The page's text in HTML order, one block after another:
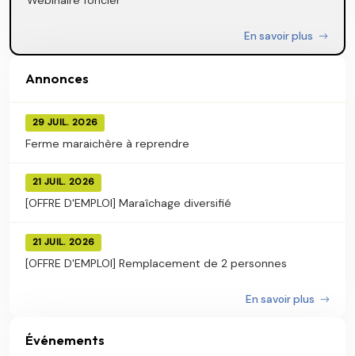
En savoir plus
Annonces
29 JUIL. 2026
Ferme maraichère à reprendre
21 JUIL. 2026
[OFFRE D'EMPLOI] Maraîchage diversifié
21 JUIL. 2026
[OFFRE D'EMPLOI] Remplacement de 2 personnes
En savoir plus
Événements